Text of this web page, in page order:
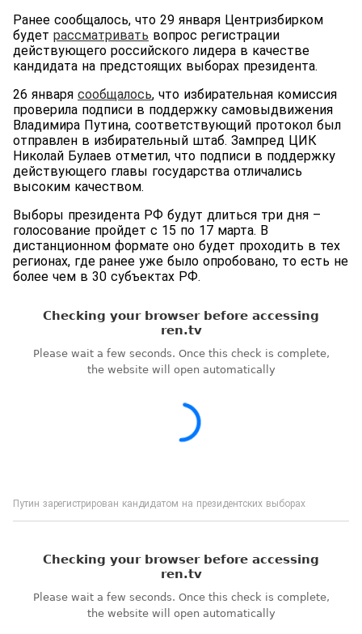
Ранее сообщалось, что 29 января Центризбирком
будет рассматривать вопрос регистрации
действующего российского лидера в качестве
кандидата на предстоящих выборах президента.
26 января сообщалось, что избирательная комиссия
проверила подписи в поддержку самовыдвижения
Владимира Путина, соответствующий протокол был
отправлен в избирательный штаб. Зампред ЦИК
Николай Булаев отметил, что подписи в поддержку
действующего главы государства отличались
высоким качеством.
Выборы президента РФ будут длиться три дня –
голосование пройдет с 15 по 17 марта. В
дистанционном формате оно будет проходить в тех
регионах, где ранее уже было опробовано, то есть не
более чем в 30 субъектах РФ.
Путин зарегистрирован кандидатом на президентских выборах